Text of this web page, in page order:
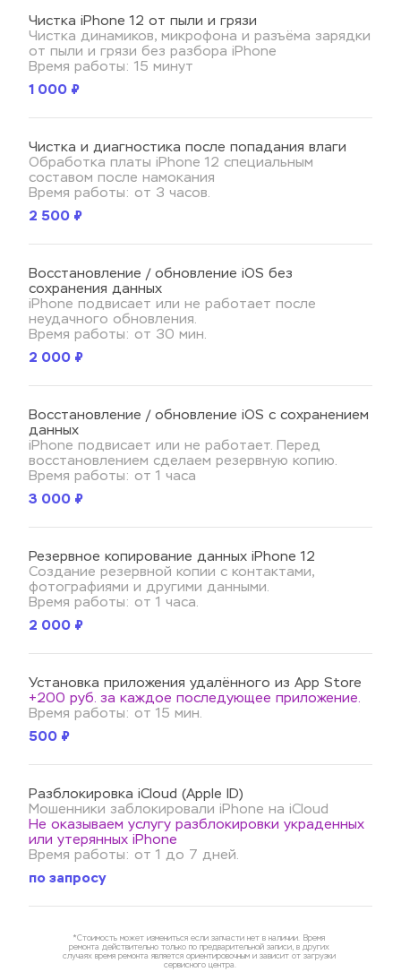
Чистка iPhone 12 от пыли и грязи
Чистка динамиков, микрофона и разъёма зарядки
от пыли и грязи без разбора iPhone
Время работы: 15 минут
1 000 ₽
Чистка и диагностика после попадания влаги
Обработка платы iPhone 12 специальным
составом после намокания
Время работы: от 3 часов.
2 500 ₽
Восстановление / обновление iOS без
сохранения данных
iPhone подвисает или не работает после
неудачного обновления.
Время работы: от 30 мин.
2 000 ₽
Восстановление / обновление iOS с сохранением
данных
iPhone подвисает или не работает. Перед
восстановлением сделаем резервную копию.
Время работы: от 1 часа
3 000 ₽
Резервное копирование данных iPhone 12
Создание резервной копии с контактами,
фотографиями и другими данными.
Время работы: от 1 часа.
2 000 ₽
Установка приложения удалённого из App Store
+200 руб. за каждое последующее приложение.
Время работы: от 15 мин.
500 ₽
Разблокировка iCloud (Apple ID)
Мошенники заблокировали iPhone на iCloud
Не оказываем услугу разблокировки украденных
или утерянных iPhone
Время работы: от 1 до 7 дней.
по запросу
*Стоимость может измениться если запчасти нет в наличии. Время
ремонта действительно только по предварительной записи, в других
случаях время ремонта является ориентировочным и зависит от загрузки
сервисного центра.